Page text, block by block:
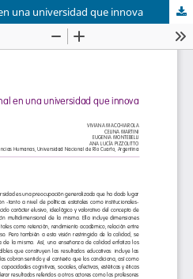
una universidad que innova